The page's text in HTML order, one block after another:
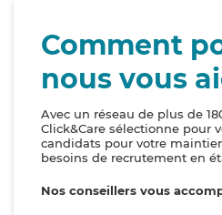
Comment
nous vous
Avec un réseau de plus de
Click&Care sélectionne pour
candidats pour votre
besoins de recrutement en
Nos conseillers vous